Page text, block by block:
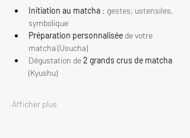
Initiation au matcha : gestes, ustensiles,
symbolique
Préparation personnalisée de votre
matcha (Usucha)
Dégustation de 2 grands crus de matcha
(Kyushu)
Afficher plus